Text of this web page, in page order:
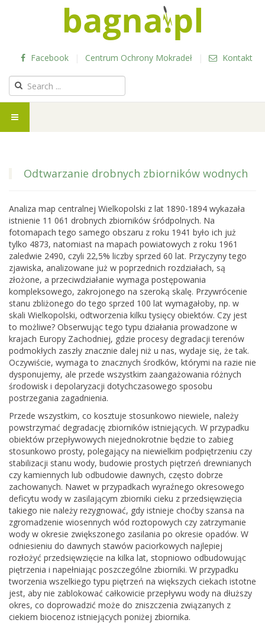
Facebook | Centrum Ochrony Mokradeł | Kontakt
Odtwarzanie drobnych zbiorników wodnych
Analiza map centralnej Wielkopolski z lat 1890-1894 wykazała
istnienie 11 061 drobnych zbiorników śródpolnych. Na
fotomapach tego samego obszaru z roku 1941 było ich już
tylko 4873, natomiast na mapach powiatowych z roku 1961
zaledwie 2490, czyli 22,5% liczby sprzed 60 lat. Przyczyny tego
zjawiska, analizowane już w poprzednich rozdziałach, są
złożone, a przeciwdziałanie wymaga postępowania
kompleksowego, zakrojonego na szeroką skalę. Przywrócenie
stanu zbliżonego do tego sprzed 100 lat wymagałoby, np. w
skali Wielkopolski, odtworzenia kilku tysięcy obiektów. Czy jest
to możliwe? Obserwując tego typu działania prowadzone w
krajach Europy Zachodniej, gdzie procesy degradacji terenów
podmokłych zaszły znacznie dalej niż u nas, wydaje się, że tak.
Oczywiście, wymaga to znacznych środków, którymi na razie nie
dysponujemy, ale przede wszystkim zaangażowania różnych
środowisk i depolaryzacji dotychczasowego sposobu
postrzegania zagadnienia.
Przede wszystkim, co kosztuje stosunkowo niewiele, należy
powstrzymać degradację zbiorników istniejących. W przypadku
obiektów przepływowych niejednokrotnie będzie to zabieg
stosunkowo prosty, polegający na niewielkim podpiętrzeniu czy
stabilizacji stanu wody, budowie prostych piętrzeń drewnianych
czy kamiennych lub odbudowie dawnych, często dobrze
zachowanych. Nawet w przypadkach wyraźnego okresowego
deficytu wody w zasilającym zbiorniki cieku z przedsięwzięcia
takiego nie należy rezygnować, gdy istnieje choćby szansa na
zgromadzenie wiosennych wód roztopowych czy zatrzymanie
wody w okresie zwiększonego zasilania po okresie opadów. W
odniesieniu do dawnych stawów paciorkowych najlepiej
rozłożyć przedsięwzięcie na kilka lat, stopniowo odbudowując
piętrzenia i napełniając poszczególne zbiorniki. W przypadku
tworzenia wszelkiego typu piętrzeń na większych ciekach istotne
jest, aby nie zablokować całkowicie przepływu wody na dłuższy
okres, co doprowadzić może do zniszczenia związanych z
ciekiem biocenoz istniejących poniżej zbiornika.